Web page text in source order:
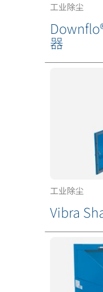
工业除尘
器
工业除尘
Vibra